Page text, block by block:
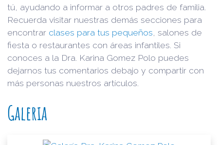
tú, ayudando a informar a otros padres de familia.
Recuerda visitar nuestras demás secciones para
encontrar clases para tus pequeños , salones de
fiesta o restaurantes con áreas infantiles. Si
conoces a la Dra. Karina Gomez Polo puedes
dejarnos tus comentarios debajo y compartir con
más personas nuestros artículos.
Galeria